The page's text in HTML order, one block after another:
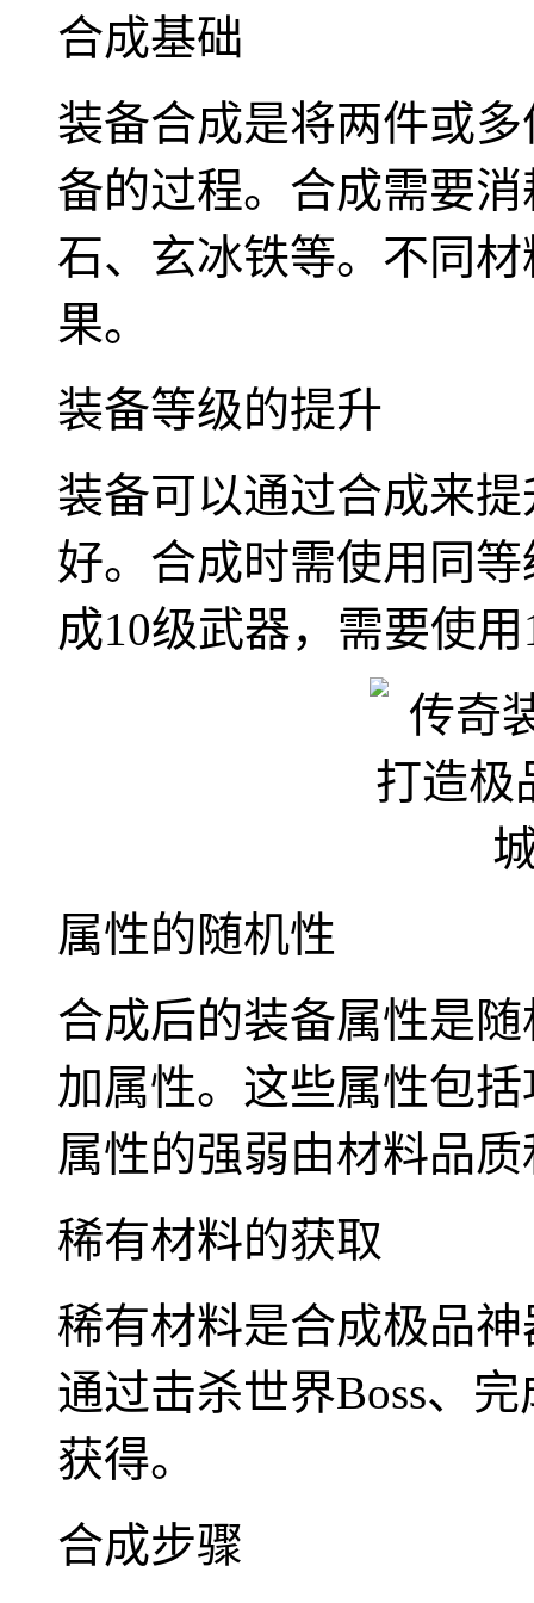
合成基础
装备合成是将两件或
备的过程。合成需要
石、玄冰铁等。不同
果。
装备等级的提升
装备可以通过合成来
好。合成时需使用同
成10级武器，需要使
属性的随机性
合成后的装备属性是
加属性。这些属性包
属性的强弱由材料品
稀有材料的获取
稀有材料是合成极品
通过击杀世界Boss、
获得。
合成步骤